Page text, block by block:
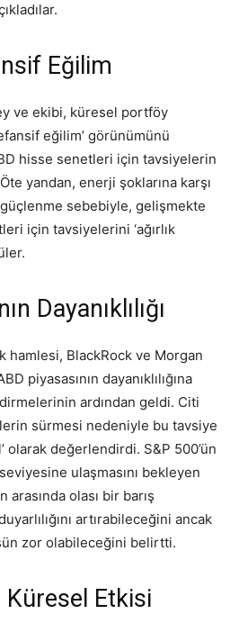
Eğilim
ve ekibi, küresel portföy
eğilim’ görünümünü
hisse senetleri için tavsiyelerin
yandan, enerji şoklarına karşı
güçlenme sebebiyle, gelişmekte
için tavsiyelerini ‘ağırlık
Dayanıklılığı
hamlesi, BlackRock ve Morgan
piyasasının dayanıklılığına
ardından geldi. Citi
sürmesi nedeniyle bu tavsiye
olarak değerlendirdi. S&P 500’ün
ulaşmasını bekleyen
olası bir barış
artırabileceğini ancak
zor olabileceğini belirtti.
Etkisi